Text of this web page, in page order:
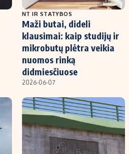
NT IR STATYBOS
Maži butai, dideli
klausimai: kaip studijų ir
mikrobutų plėtra veikia
nuomos rinką
didmiesčiuose
2026-06-07